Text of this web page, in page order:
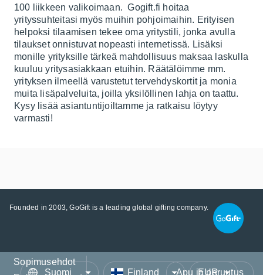
100 liikkeen valikoimaan. Gogift.fi hoitaa
yrityssuhteitasi myös muihin pohjoimaihin. Erityisen
helpoksi tilaamisen tekee oma yritystili, jonka avulla
tilaukset onnistuvat nopeasti internetissä. Lisäksi
monille yrityksille tärkeä mahdollisuus maksaa laskulla
kuuluu yritysasiakkaan etuihin. Räätälöimme mm.
yrityksen ilmeellä varustetut tervehdyskortit ja monia
muita lisäpalveluita, joilla yksilöllinen lahja on taattu.
Kysy lisää asiantuntijoiltamme ja ratkaisu löytyy
varmasti!
Founded in 2003, GoGift is a leading global gifting company.
Sopimusehdot
Kieli Maa/Alue Valuutta
Apu ja peruutus